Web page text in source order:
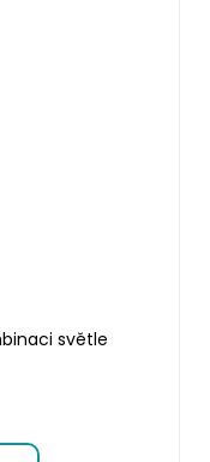
světle